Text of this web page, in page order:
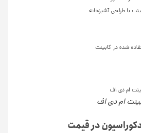
با طراحی آشپزخانه
شده در کابینت
ام دی اف
در قیمت